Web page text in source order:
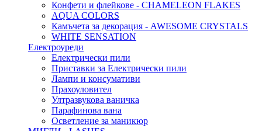
Конфети и флейкове - CHAMELEON FLAKES
AQUA COLORS
Камъчета за декорация - AWESOME CRYSTALS
WHITE SENSATION
Електроуреди
Електрически пили
Приставки за Електрически пили
Лампи и консумативи
Прахоуловител
Ултразвукова ваничка
Парафинова вана
Осветление за маникюр